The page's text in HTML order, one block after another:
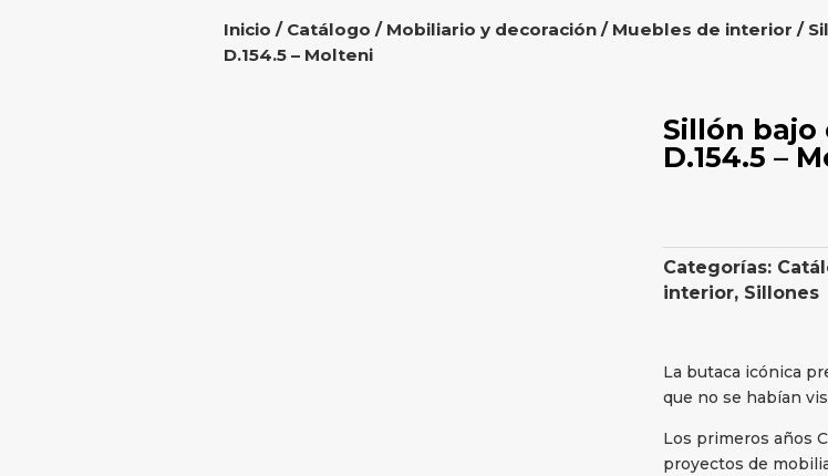
Inicio / Catálogo / Mobiliario y decoración/ Muebles de interior /
D.154.5 – Molteni
Sillón bajo
D.154.5 –
Categorías:
interior, Sillones
La butaca icónica
que no se habían
Los primeros años
proyectos de